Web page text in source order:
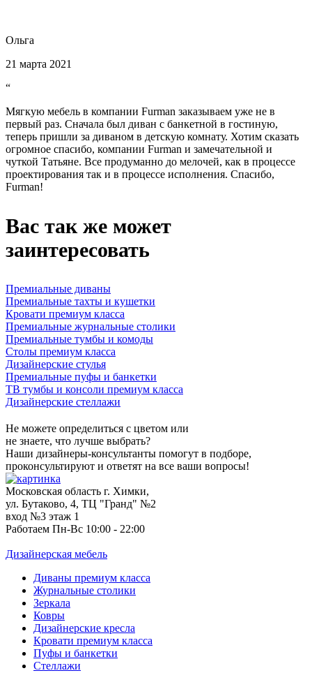
Ольга
21 марта 2021
“
Мягкую мебель в компании Furman заказываем уже не в
первый раз. Сначала был диван с банкетной в гостиную,
теперь пришли за диваном в детскую комнату. Хотим сказать
огромное спасибо, компании Furman и замечательной и
чуткой Татьяне. Все продуманно до мелочей, как в процессе
проектирования так и в процессе исполнения. Спасибо,
Furman!
Вас так же может
заинтересовать
Премиальные диваны
Премиальные тахты и кушетки
Кровати премиум класса
Премиальные журнальные столики
Премиальные тумбы и комоды
Столы премиум класса
Дизайнерские стулья
Премиальные пуфы и банкетки
ТВ тумбы и консоли премиум класса
Дизайнерские стеллажи
Не можете определиться с цветом или
не знаете, что лучше выбрать?
Наши дизайнеры-консультанты помогут в подборе,
проконсультируют и ответят на все ваши вопросы!
Московская область г. Химки,
ул. Бутаково, 4, ТЦ "Гранд" №2
вход №3 этаж 1
Работаем Пн-Вс 10:00 - 22:00
Дизайнерская мебель
Диваны премиум класса
Журнальные столики
Зеркала
Ковры
Дизайнерские кресла
Кровати премиум класса
Пуфы и банкетки
Стеллажи